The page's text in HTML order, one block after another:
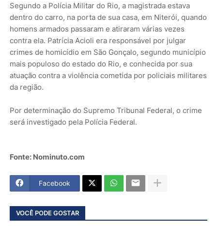
Segundo a Polícia Militar do Rio, a magistrada estava
dentro do carro, na porta de sua casa, em Niterói, quando
homens armados passaram e atiraram várias vezes
contra ela. Patrícia Acioli era responsável por julgar
crimes de homicídio em São Gonçalo, segundo município
mais populoso do estado do Rio, e conhecida por sua
atuação contra a violência cometida por policiais militares
da região.
Por determinação do Supremo Tribunal Federal, o crime
será investigado pela Polícia Federal.
Fonte: Nominuto.com
Facebook
VOCÊ PODE GOSTAR